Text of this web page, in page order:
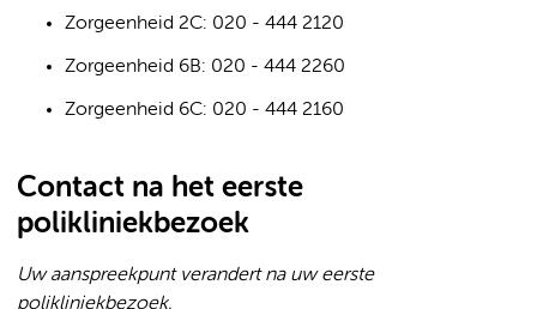
Zorgeenheid 2C: 020 - 444 2120
Zorgeenheid 6B: 020 - 444 2260
Zorgeenheid 6C: 020 - 444 2160
Contact na het eerste
polikliniekbezoek
Uw aanspreekpunt verandert na uw eerste
polikliniekbezoek.